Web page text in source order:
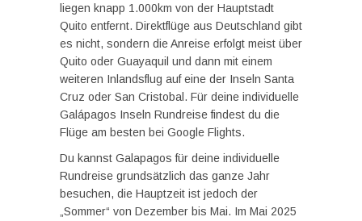
liegen knapp 1.000km von der Hauptstadt
Quito entfernt. Direktflüge aus Deutschland gibt
es nicht, sondern die Anreise erfolgt meist über
Quito oder Guayaquil und dann mit einem
weiteren Inlandsflug auf eine der Inseln Santa
Cruz oder San Cristobal. Für deine individuelle
Galápagos Inseln Rundreise findest du die
Flüge am besten bei Google Flights.
Du kannst Galapagos für deine individuelle
Rundreise grundsätzlich das ganze Jahr
besuchen, die Hauptzeit ist jedoch der
„Sommer“ von Dezember bis Mai. Im Mai 2025